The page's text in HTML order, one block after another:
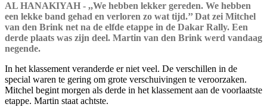
AL HANAKIYAH - ,,We hebben lekker gereden. We hebben
een lekke band gehad en verloren zo wat tijd.’’ Dat zei Mitchel
van den Brink net na de elfde etappe in de Dakar Rally. Een
derde plaats was zijn deel. Martin van den Brink werd vandaag
negende.
In het klassement veranderde er niet veel. De verschillen in de
special waren te gering om grote verschuivingen te veroorzaken.
Mitchel begint morgen als derde in het klassement aan de voorlaatste
etappe. Martin staat achtste.